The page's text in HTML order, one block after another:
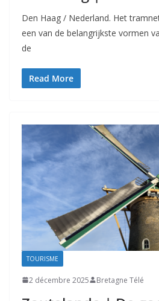
Den Haag / Nederland. Het
een van de belangrijkste vormen
de
Read More
TOURISME
2 décembre 2025 Bretagne Télé